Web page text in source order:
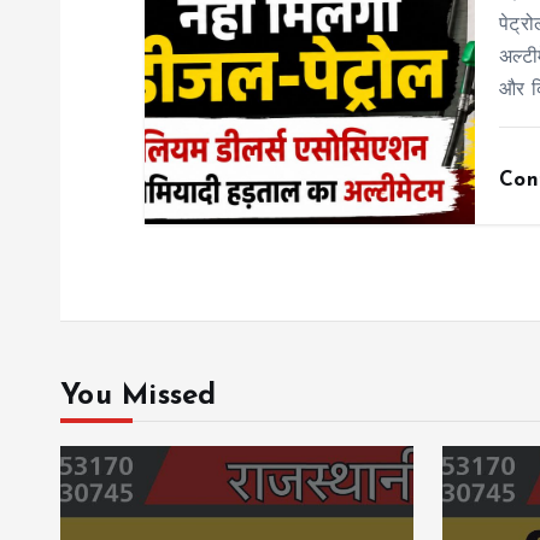
और
You Missed